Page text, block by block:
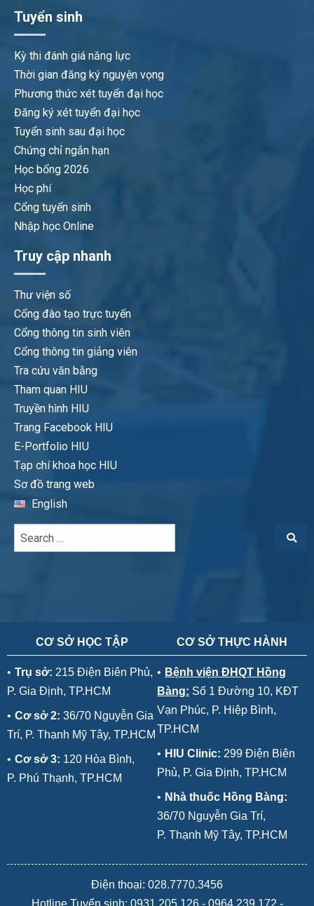
Tuyển sinh
Kỳ thi đánh giá năng lực
Thời gian đăng ký nguyện vọng
Phương thức xét tuyển đại học
Đăng ký xét tuyển đại học
Tuyển sinh sau đại học
Chứng chỉ ngắn hạn
Học bổng 2026
Học phí
Cổng tuyển sinh
Nhập học Online
Truy cập nhanh
Thư viện số
Cổng đào tạo trực tuyến
Cổng thông tin sinh viên
Cổng thông tin giảng viên
Tra cứu văn bằng
Tham quan HIU
Truyền hình HIU
Trang Facebook HIU
E-Portfolio HIU
Tạp chí khoa học HIU
Sơ đồ trang web
English
CƠ SỞ HỌC TẬP
• Trụ sở: 215 Điện Biên Phủ,
P. Gia Định, TP.HCM
• Cơ sở 2: 36/70 Nguyễn Gia
Trí, P. Thạnh Mỹ Tây, TP.HCM
• Cơ sở 3: 120 Hòa Bình,
P. Phú Thạnh, TP.HCM
CƠ SỞ THỰC HÀNH
• Bệnh viện ĐHQT Hồng
Bàng: Số 1 Đường 10, KĐT
Vạn Phúc, P. Hiệp Bình,
TP.HCM
• HIU Clinic: 299 Điện Biên
Phủ, P. Gia Định, TP.HCM
• Nhà thuốc Hồng Bàng:
36/70 Nguyễn Gia Trí,
P. Thạnh Mỹ Tây, TP.HCM
Điện thoại: 028.7770.3456